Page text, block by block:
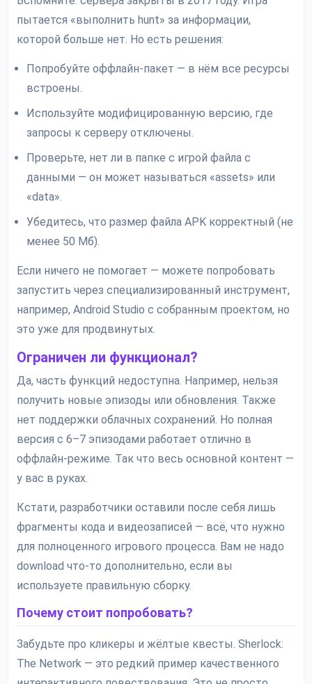
пытается «выполнить hunt» за информации,
которой больше нет. Но есть решения:
Попробуйте оффлайн-пакет — в нём все ресурсы
встроены.
Используйте модифицированную версию, где
запросы к серверу отключены.
Проверьте, нет ли в папке с игрой файла с
данными — он может называться «assets» или
«data».
Убедитесь, что размер файла APK корректный (не
менее 50 Мб).
Если ничего не помогает — можете попробовать
запустить через специализированный инструмент,
например, Android Studio с собранным проектом, но
это уже для продвинутых.
Ограничен ли функционал?
Да, часть функций недоступна. Например, нельзя
получить новые эпизоды или обновления. Также
нет поддержки облачных сохранений. Но полная
версия с 6–7 эпизодами работает отлично в
оффлайн-режиме. Так что весь основной контент —
у вас в руках.
Кстати, разработчики оставили после себя лишь
фрагменты кода и видеозаписей — всё, что нужно
для полноценного игрового процесса. Вам не надо
download что-то дополнительно, если вы
используете правильную сборку.
Почему стоит попробовать?
Забудьте про кликеры и жёлтые квесты. Sherlock:
The Network — это редкий пример качественного